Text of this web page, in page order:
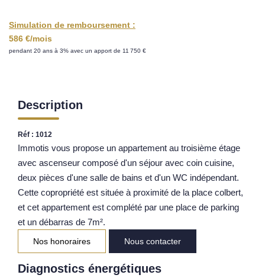
Qui Sommes Nous
Notre Équipe
Parrainage
Nos Actualités
Avis Clients
Simulation de remboursement :
586 €/mois
pendant 20 ans à 3% avec un apport de 11 750 €
Description
Réf : 1012
Immotis vous propose un appartement au troisième étage
avec ascenseur composé d'un séjour avec coin cuisine,
deux pièces d'une salle de bains et d'un WC indépendant.
Cette copropriété est située à proximité de la place colbert,
et cet appartement est complété par une place de parking
et un débarras de 7m².
Nos honoraires Nous contacter
Diagnostics énergétiques